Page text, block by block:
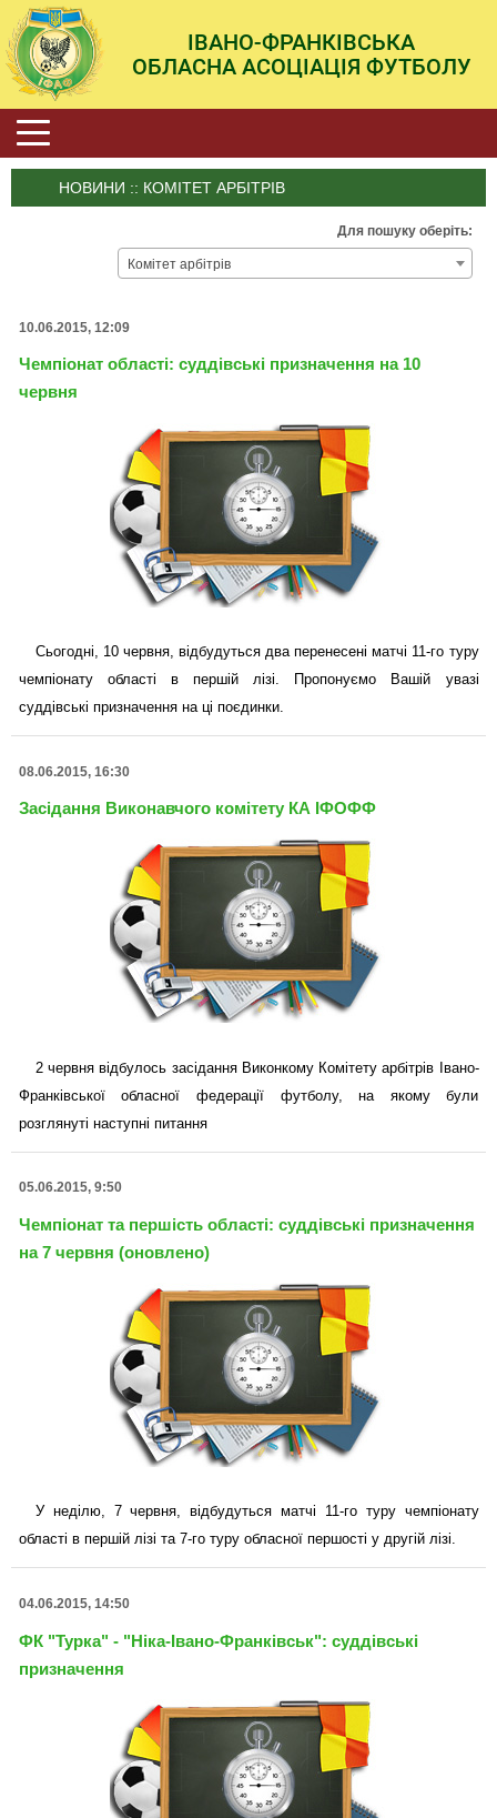
ІВАНО-ФРАНКІВСЬКА
ОБЛАСНА АСОЦІАЦІЯ ФУТБОЛУ
НОВИНИ :: КОМІТЕТ АРБІТРІВ
Для пошуку оберіть:
Комітет арбітрів
10.06.2015, 12:09
Чемпіонат області: суддівські призначення на 10
червня
Сьогодні, 10 червня, відбудуться два перенесені матчі 11-го туру
чемпіонату області в першій лізі. Пропонуємо Вашій увазі
суддівські призначення на ці поєдинки.
08.06.2015, 16:30
Засідання Виконавчого комітету КА ІФОФФ
2 червня відбулось засідання Виконкому Комітету арбітрів Івано-
Франківської обласної федерації футболу, на якому були
розглянуті наступні питання
05.06.2015, 9:50
Чемпіонат та першість області: суддівські призначення
на 7 червня (оновлено)
У неділю, 7 червня, відбудуться матчі 11-го туру чемпіонату
області в першій лізі та 7-го туру обласної першості у другій лізі.
04.06.2015, 14:50
ФК "Турка" - "Ніка-Івано-Франківськ": суддівські
призначення